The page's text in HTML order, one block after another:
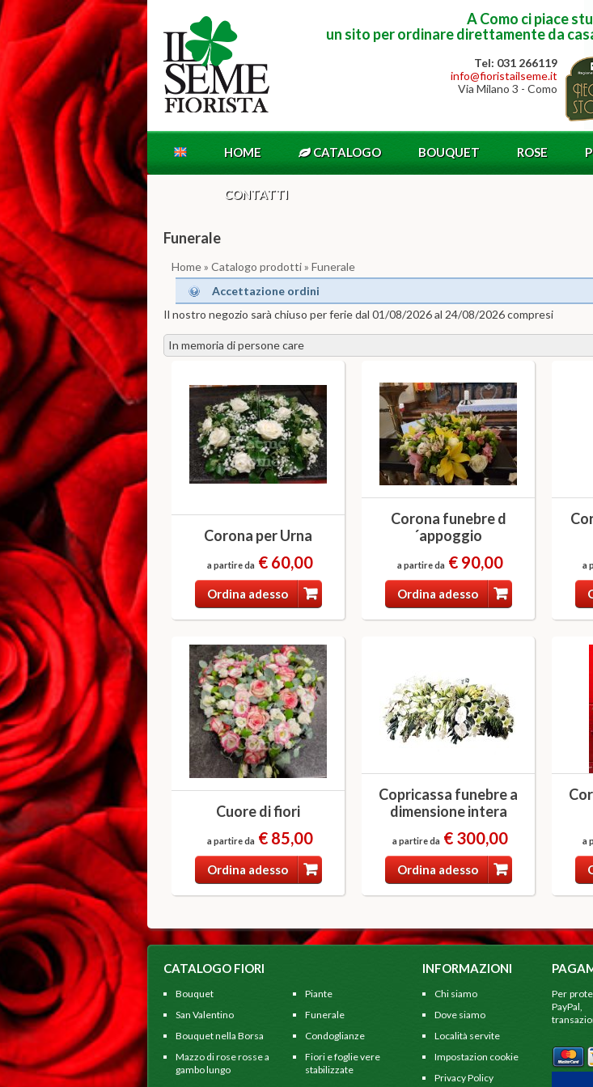
A Como ci piace
un sito per ordinare direttamente da
Tel: 031 266119
info@fioristailseme.it
Via Milano 3 - Como
HOME CATALOGO BOUQUET ROSE
CONTATTI
Funerale
Home» Catalogo prodotti» Funerale
Accettazione ordini
Il nostro negozio sarà chiuso per ferie dal 01/08/2026 al 24/08/2026 compresi
In memoria di persone care
Corona per Urna
a partire da € 60,00
Ordina adesso
Corona funebre d
´appoggio
a partire da € 90,00
Ordina adesso
a
Cuore di fiori
a partire da € 85,00
Ordina adesso
Copricassa funebre a
dimensione intera
a partire da € 300,00
Ordina adesso
a
CATALOGO FIORI
Bouquet
San Valentino
Bouquet nella Borsa
Mazzo di rose rosse a
gambo lungo
Piante
Funerale
Condoglianze
Fiori e foglie vere
stabilizzate
INFORMAZIONI
Chi siamo
Dove siamo
Località servite
Impostazion cookie
Privacy Policy
Per